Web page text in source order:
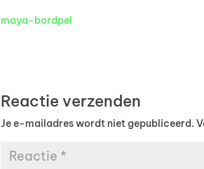
maya-bordpel
Reactie verzenden
Je e-mailadres wordt niet gepubliceerd.